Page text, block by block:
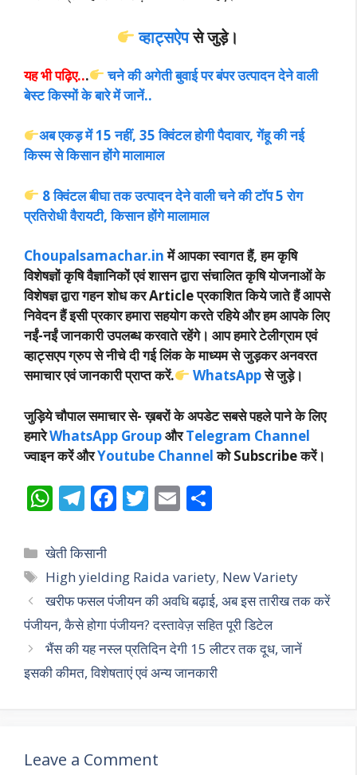
व्हाट्सऐपसे जुड़े।
यह भी पढ़िए...
चने की अगेती बुवाई पर बंपर उत्पादन देने वाली
बेस्ट किस्मों के बारे में जानें..
अब एकड़ में 15 नहीं, 35 क्विंटल होगी पैदावार, गेंहू की नई
किस्म से किसान होंगे मालामाल
8 क्विंटल बीघा तक उत्पादन देने वाली चने की टॉप 5 रोग
प्रतिरोधी वैरायटी, किसान होंगे मालामाल
Choupalsamachar.inमें आपका स्वागत हैं, हम कृषि
विशेषज्ञों कृषि वैज्ञानिकों एवं शासन द्वारा संचालित कृषि योजनाओं के
विशेषज्ञ द्वारा गहन शोध कर Article प्रकाशित किये जाते हैं आपसे
निवेदन हैं इसी प्रकार हमारा सहयोग करते रहिये और हम आपके लिए
नईं-नईं जानकारी उपलब्ध करवाते रहेंगे। आप हमारे टेलीग्राम एवं
व्हाट्सएप ग्रुप से नीचे दी गई लिंक के माध्यम से जुड़कर अनवरत
समाचार एवं जानकारी प्राप्त करें.
WhatsAppसे जुड़े।
जुड़िये चौपाल समाचार से-ख़बरों के अपडेट सबसे पहले पाने के लिए
हमारेWhatsApp GroupऔरTelegram Channel
ज्वाइन करें औरYoutube Channelको Subscribe करें।
W
at
s
A
p
p
T
e
gr
a
m
F
b
o
o
k
T
er
E
l e
Categories
खेती किसानी
Tags
High yielding Raida variety, New Variety
खरीफ फसल पंजीयन की अवधि बढ़ाई, अब इस तारीख तक करें
पंजीयन, कैसे होगा पंजीयन? दस्तावेज़ सहित पूरी डिटेल
भैंस की यह नस्ल प्रतिदिन देगी 15 लीटर तक दूध, जानें
इसकी कीमत, विशेषताएं एवं अन्य जानकारी
Leave a Comment